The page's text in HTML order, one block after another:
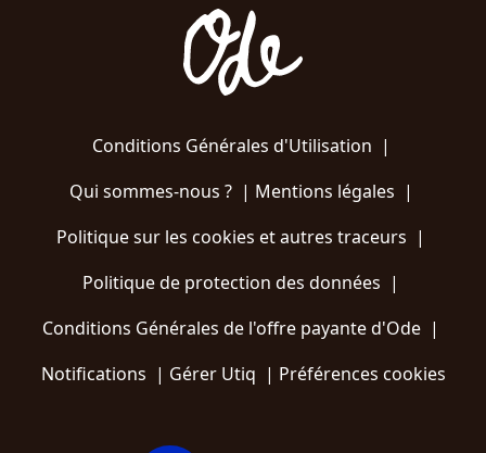
Conditions Générales d'Utilisation |
Qui sommes-nous ?| Mentions légales |
Politique sur les cookies et autres traceurs |
Politique de protection des données |
Conditions Générales de l'offre payante d'Ode |
Notifications | Gérer Utiq | Préférences cookies